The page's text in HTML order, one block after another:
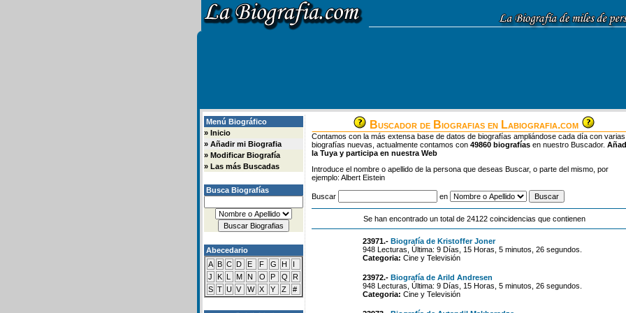
Menú Biográfico
» Inicio
» Añadir mi Biografia
» Modificar Biografía
» Las más Buscadas
Busca Biografías
Abecedario
A B C D E F G H
I
J
K L M N O P Q
R
S T U V W X Y Z #
Buscador de Biografias en Labiografia.com
Contamos con la más extensa base de datos de biografías ampliándose cada día con varias
biografías nuevas, actualmente contamos con 49860 biografías en nuestro Buscador.
la Tuya y participa en nuestra Web
Introduce el nombre o apellido de la persona que deseas Buscar, o parte del mismo, por
ejemplo: Albert Eistein
Buscar en
Se han encontrado un total de 24122 coincidencias que contienen
23971.- Biografía de Kristoffer Joner
948 Lecturas, Última: 9 Días, 15 Horas, 5 minutos, 26 segundos.
Categoria: Cine y Televisión
23972.- Biografía de Arild Andresen
948 Lecturas, Última: 9 Días, 15 Horas, 5 minutos, 26 segundos.
Categoria: Cine y Televisión